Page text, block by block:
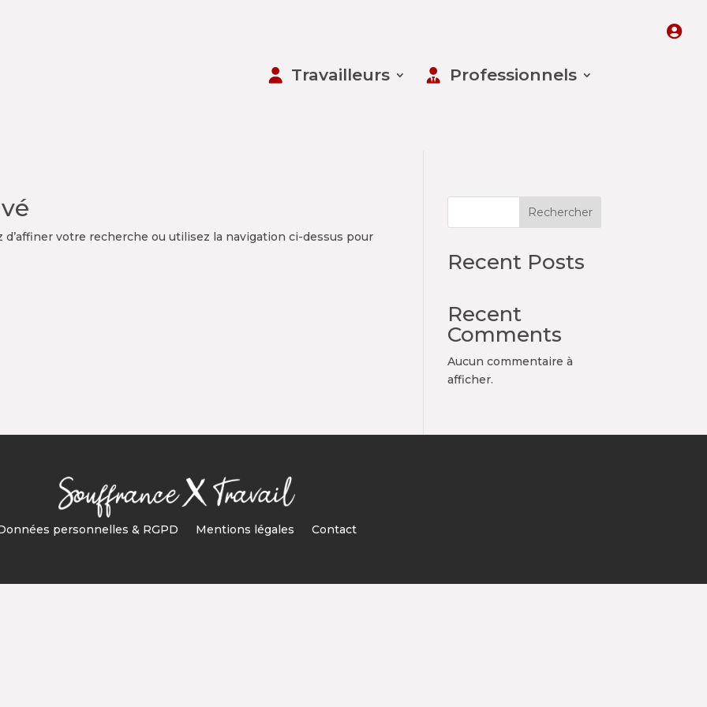
Travailleurs Professionnels
d’affiner votre recherche ou utilisez la navigation ci-dessus pour
Rechercher
Recent Posts
Recent
Comments
Aucun commentaire à
afficher.
personnelles & RGPD Mentions légales Contact